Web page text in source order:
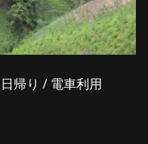
帰り / 電車利用